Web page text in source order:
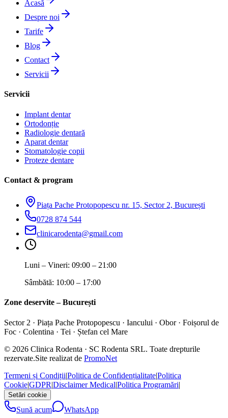
Acasă
Despre noi
Tarife
Blog
Contact
Servicii
Servicii
Implant dentar
Ortodonție
Radiologie dentară
Aparat dentar
Stomatologie copii
Proteze dentare
Contact & program
Piața Pache Protopopescu nr. 15, Sector 2, București
0728 874 544
clinicarodenta@gmail.com
Luni – Vineri: 09:00 – 21:00
Sâmbătă: 10:00 – 17:00
Zone deservite – București
Sector 2 · Piața Pache Protopopescu · Iancului · Obor · Foișorul de
Foc · Colentina · Tei · Ștefan cel Mare
© 2026 Clinica Rodenta · SC Rodenta SRL. Toate drepturile
rezervate.Site realizat de PromoNet
Termeni și Condiții|Politica de Confidențialitate|Politica
Cookie|GDPR|Disclaimer Medical|Politica Programări|
Setări cookie
Sună acum WhatsApp